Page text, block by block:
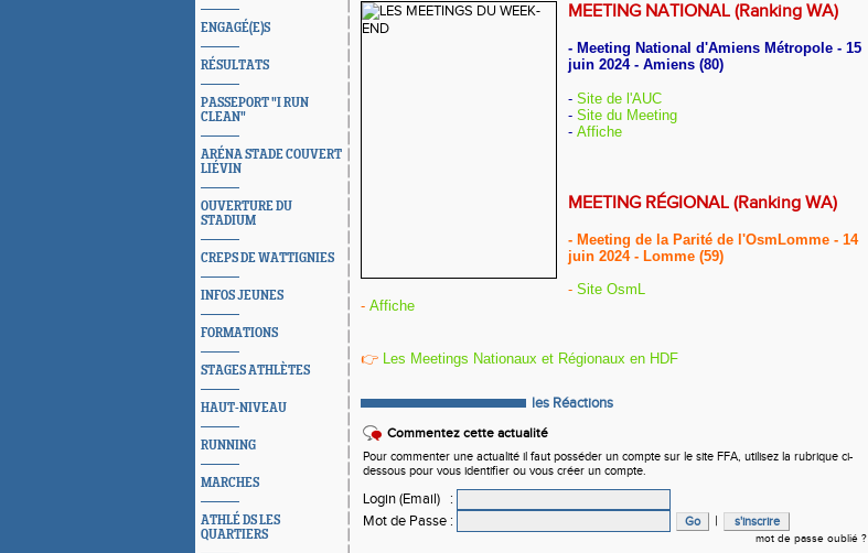
ENGAGÉ(E)S
RÉSULTATS
PASSEPORT "I RUN
CLEAN"
ARÉNA STADE COUVERT
LIÉVIN
OUVERTURE DU
STADIUM
CREPS DE WATTIGNIES
INFOS JEUNES
FORMATIONS
STAGES ATHLÈTES
HAUT-NIVEAU
RUNNING
MARCHES
ATHLÉ DS LES
QUARTIERS
MEETING NATIONAL (Ranking WA)
- Meeting National d'Amiens Métropole - 15
juin 2024 - Amiens (80)
- Site de l'AUC
- Site du Meeting
- Affiche
MEETING RÉGIONAL (Ranking WA)
- Meeting de la Parité de l'OsmLomme - 14
juin 2024 - Lomme (59)
- Site OsmL
- Affiche
👉 Les Meetings Nationaux et Régionaux en HDF
les Réactions
Commentez cette actualité
Pour commenter une actualité il faut posséder un compte sur le site FFA, utilisez la rubrique ci-
dessous pour vous identifier ou vous créer un compte.
Login (Email)
:
Mot de Passe : |
mot de passe oublié ?